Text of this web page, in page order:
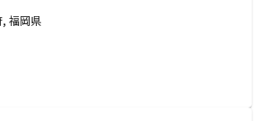
福岡県